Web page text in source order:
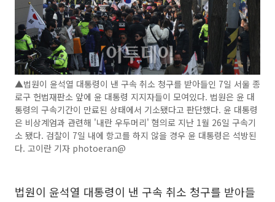
▲법원이 윤석열 대통령이 낸 구속 취소 청구를 받아들인 7일 서울 종
로구 헌법재판소 앞에 윤 대통령 지지자들이 모여있다. 법원은 윤 대
통령의 구속기간이 만료된 상태에서 기소됐다고 판단했다. 윤 대통령
은 비상계엄과 관련해 '내란 우두머리' 혐의로 지난 1월 26일 구속기
소 됐다. 검찰이 7일 내에 항고를 하지 않을 경우 윤 대통령은 석방된
다. 고이란 기자 photoeran@
법원이 윤석열 대통령이 낸 구속 취소 청구를 받아들